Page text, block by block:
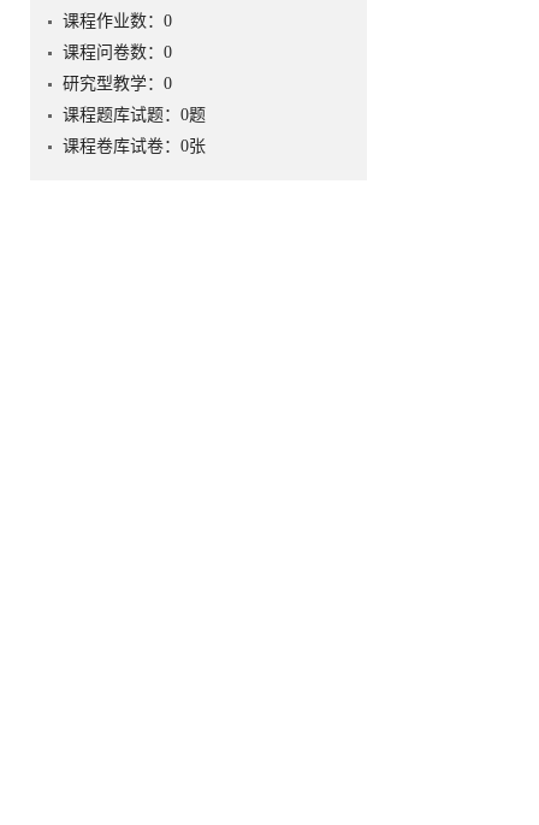
课程作业数： 0
课程问卷数： 0
研究型教学： 0
课程题库试题： 0题
课程卷库试卷： 0张